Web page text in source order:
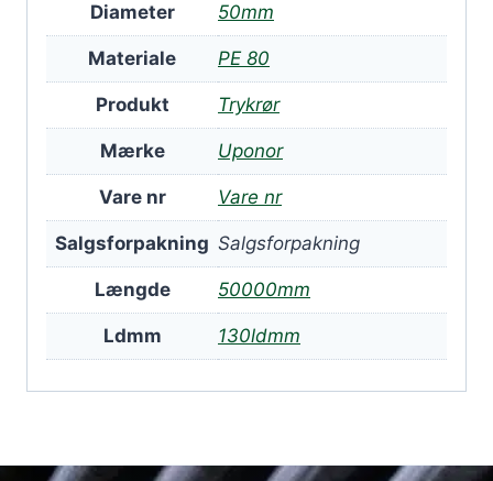
Diameter 50mm
Materiale PE 80
Produkt Trykrør
Mærke Uponor
Vare nr Vare nr
Salgsforpakning Salgsforpakning
Længde 50000mm
Ldmm 130ldmm